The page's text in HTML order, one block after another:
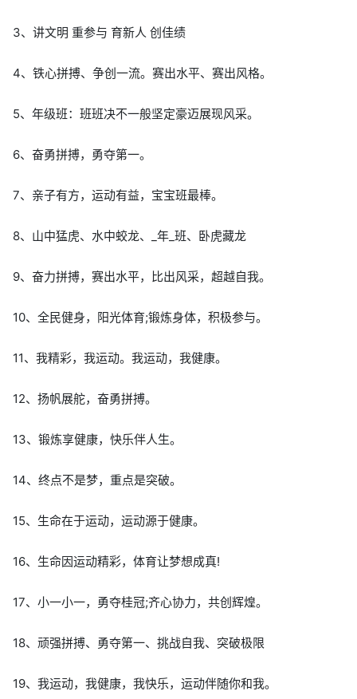
3、讲文明 重参与 育新人 创佳绩
4、铁心拼搏、争创一流。赛出水平、赛出风格。
5、年级班：班班决不一般坚定豪迈展现风采。
6、奋勇拼搏，勇夺第一。
7、亲子有方，运动有益，宝宝班最棒。
8、山中猛虎、水中蛟龙、_年_班、卧虎藏龙
9、奋力拼搏，赛出水平，比出风采，超越自我。
10、全民健身，阳光体育;锻炼身体，积极参与。
11、我精彩，我运动。我运动，我健康。
12、扬帆展舵，奋勇拼搏。
13、锻炼享健康，快乐伴人生。
14、终点不是梦，重点是突破。
15、生命在于运动，运动源于健康。
16、生命因运动精彩，体育让梦想成真!
17、小一小一，勇夺桂冠;齐心协力，共创辉煌。
18、顽强拼搏、勇夺第一、挑战自我、突破极限
19、我运动，我健康，我快乐，运动伴随你和我。